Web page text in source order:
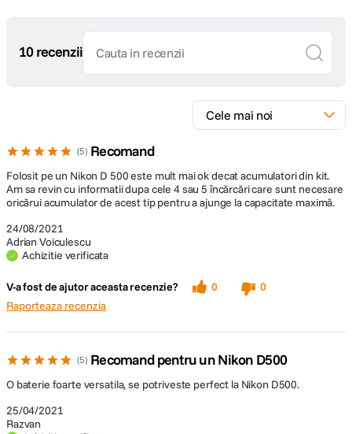
10 recenzii
5 Recomand
24/08/2021
Adrian Voiculescu
Achizitie verificata
Folosit pe un Nikon D 500 este mult mai ok decat acumulatori din kit.
Am sa revin cu informatii dupa cele 4 sau 5 încărcări care sunt necesare
oricărui acumulator de acest tip pentru a ajunge la capacitate maximă.
V-a fost de ajutor aceasta recenzie? 0
0
Raporteaza recenzia
5 Recomand pentru un Nikon D500
25/04/2021
Razvan
O baterie foarte versatila, se potriveste perfect la Nikon D500.